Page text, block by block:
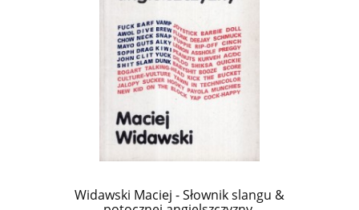
Widawski Maciej - Słownik slangu &